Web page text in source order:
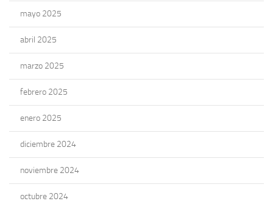
mayo 2025
abril 2025
marzo 2025
febrero 2025
enero 2025
diciembre 2024
noviembre 2024
octubre 2024